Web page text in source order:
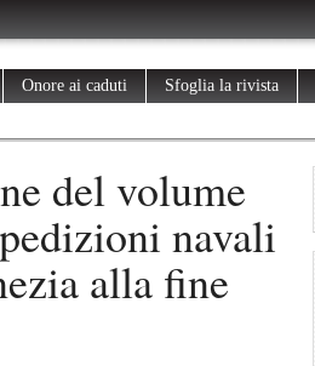
Onore ai caduti Sfoglia la rivista
del volume
navali
alla fine